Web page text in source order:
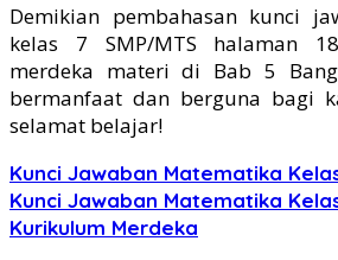
Demikian pembahasan kunci
kelas 7 SMP/MTS halaman
merdeka materi di Bab 5
bermanfaat dan berguna bagi
selamat belajar!
Kunci Jawaban Matematika
Kunci Jawaban Matematika
Kurikulum Merdeka